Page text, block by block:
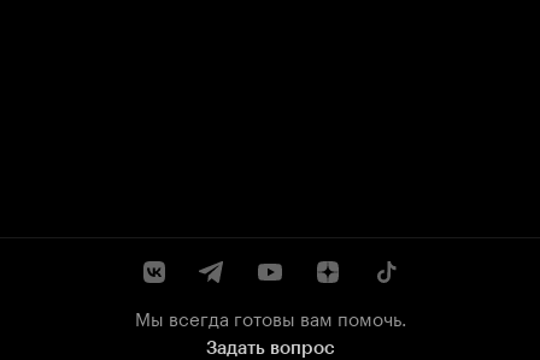
Мы всегда готовы вам помочь.
Задать вопрос